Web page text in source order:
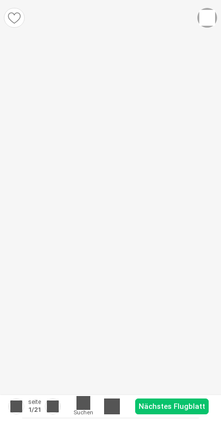
seite
1/21 Suchen
Nächstes Flugblatt